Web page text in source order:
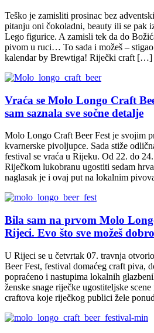
Teško je zamisliti prosinac bez
pitanju oni čokoladni, beauty ili se pak
Lego figurice. A zamisli tek da do
pivom u ruci… To sada i možeš –
kalendar by Brewtiga! Riječki craft […]
Vraća se Molo Longo Craft
sam saznala sve sočne detalje
Molo Longo Craft Beer Fest je svojim
kvarnerske pivoljupce. Sada stiže
festival se vraća u Rijeku. Od 22. do
Riječkom lukobranu ugostiti sedam
naglasak je i ovaj put na lokalnim
Bila sam na prvom Molo
Rijeci. Evo što sve možeš
U Rijeci se u četvrtak 07. travnja
Beer Fest, festival domaćeg craft piva,
popraćeno i nastupima lokalnih
ženske snage riječke ugostiteljske
craftova koje riječkog publici žele